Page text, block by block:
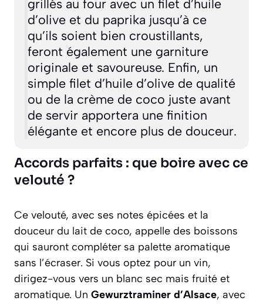
grillés au four avec un filet d’huile
d’olive et du paprika jusqu’à ce
qu’ils soient bien croustillants,
feront également une garniture
originale et savoureuse. Enfin, un
simple filet d’huile d’olive de qualité
ou de la crème de coco juste avant
de servir apportera une finition
élégante et encore plus de douceur.
Accords parfaits : que boire avec ce
velouté ?
Ce velouté, avec ses notes épicées et la
douceur du lait de coco, appelle des boissons
qui sauront compléter sa palette aromatique
sans l’écraser. Si vous optez pour un vin,
dirigez-vous vers un blanc sec mais fruité et
aromatique. Un Gewurztraminer d’Alsace, avec